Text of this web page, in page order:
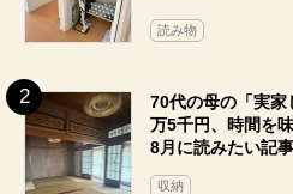
読み物
70代の母の「実家
万5千円、時間を
8月に読みたい記事
収納